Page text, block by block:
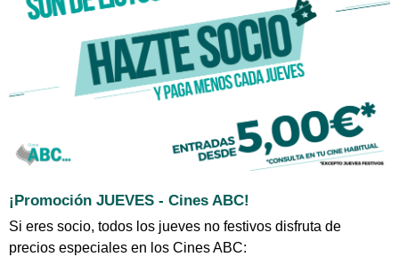
¡Promoción JUEVES - Cines ABC!
Si eres socio, todos los jueves no festivos disfruta de
precios especiales en los Cines ABC: